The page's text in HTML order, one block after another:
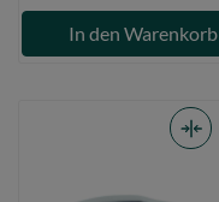
In den Warenkorb